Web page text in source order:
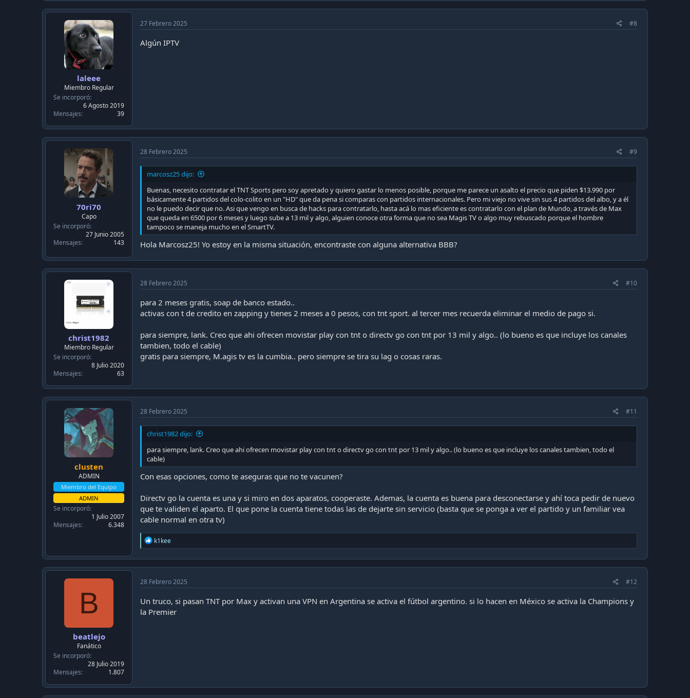
laleee
Miembro Regular
Se incorporó
6 Agosto 2019
Mensajes
39
27 Febrero 2025 #8
Algún IPTV
70ri70
Capo
Se incorporó
27 Junio 2005
Mensajes
143
28 Febrero 2025 #9
marcosz25 dijo:
Buenas, necesito contratar el TNT Sports pero soy apretado y quiero gastar lo menos posible, porque me parece un asalto el precio que piden $13.990 por
básicamente 4 partidos del colo-colito en un "HD" que da pena si comparas con partidos internacionales. Pero mi viejo no vive sin sus 4 partidos del albo, y a él
no le puedo decir que no. Asi que vengo en busca de hacks para contratarlo, hasta acá lo mas eficiente es contratarlo con el plan de Mundo, a través de Max
que queda en 6500 por 6 meses y luego sube a 13 mil y algo, alguien conoce otra forma que no sea Magis TV o algo muy rebuscado porque el hombre
tampoco se maneja mucho en el SmartTV.
Hola Marcosz25! Yo estoy en la misma situación, encontraste con alguna alternativa BBB?
christ1982
Miembro Regular
Se incorporó
8 Julio 2020
Mensajes
63
28 Febrero 2025 #10
para 2 meses gratis, soap de banco estado..
activas con t de credito en zapping y tienes 2 meses a 0 pesos, con tnt sport. al tercer mes recuerda eliminar el medio de pago si.
para siempre, lank. Creo que ahi ofrecen movistar play con tnt o directv go con tnt por 13 mil y algo.. (lo bueno es que incluye los canales
tambien, todo el cable)
gratis para siempre, M.agis tv es la cumbia.. pero siempre se tira su lag o cosas raras.
clusten
ADMIN
Miembro del Equipo
ADMIN
Se incorporó
1 Julio 2007
Mensajes
6.348
28 Febrero 2025 #11
christ1982 dijo:
para siempre, lank. Creo que ahi ofrecen movistar play con tnt o directv go con tnt por 13 mil y algo.. (lo bueno es que incluye los canales tambien, todo el
cable)
Con esas opciones, como te aseguras que no te vacunen?
Directv go la cuenta es una y si miro en dos aparatos, cooperaste. Ademas, la cuenta es buena para desconectarse y ahí toca pedir de nuevo
que te validen el aparto. El que pone la cuenta tiene todas las de dejarte sin servicio (basta que se ponga a ver el partido y un familiar vea
cable normal en otra tv)
R
e
i
o
n
s
:
k1kee
B
beatlejo
Fanático
Se incorporó
28 Julio 2019
Mensajes
1.807
28 Febrero 2025 #12
Un truco, si pasan TNT por Max y activan una VPN en Argentina se activa el fútbol argentino. si lo hacen en México se activa la Champions y
la Premier